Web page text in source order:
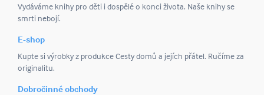
Vydáváme knihy pro děti i dospělé o konci života. Naše knihy se
smrti nebojí.
E-shop
Kupte si výrobky z produkce Cesty domů a jejích přátel. Ručíme za
originalitu.
Dobročinné obchody